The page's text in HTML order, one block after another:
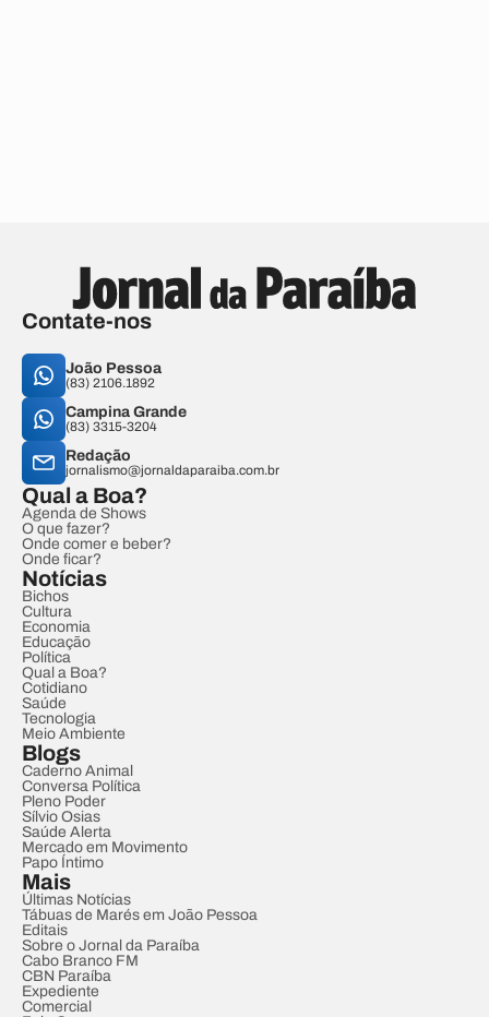
Contate-nos
João Pessoa
(83) 2106.1892
Campina Grande
(83) 3315-3204
Redação
jornalismo@jornaldaparaiba.com.br
Qual a Boa?
Agenda de Shows
O que fazer?
Onde comer e beber?
Onde ficar?
Notícias
Bichos
Cultura
Economia
Educação
Política
Qual a Boa?
Cotidiano
Saúde
Tecnologia
Meio Ambiente
Blogs
Caderno Animal
Conversa Política
Pleno Poder
Sílvio Osias
Saúde Alerta
Mercado em Movimento
Papo Íntimo
Mais
Últimas Notícias
Tábuas de Marés em João Pessoa
Editais
Sobre o Jornal da Paraíba
Cabo Branco FM
CBN Paraíba
Expediente
Comercial